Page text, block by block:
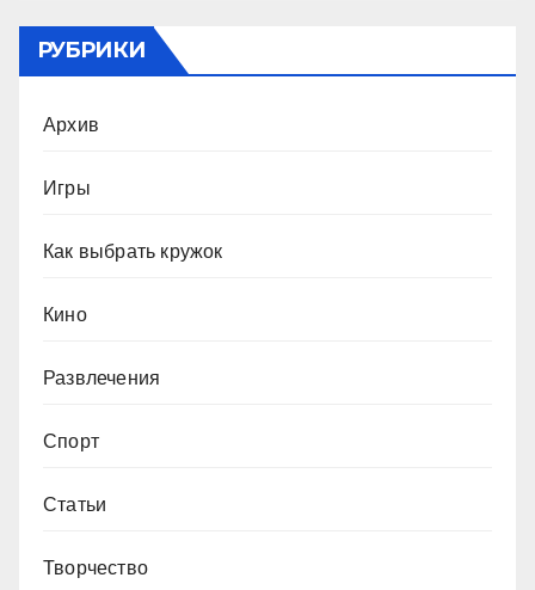
РУБРИКИ
Архив
Игры
Как выбрать кружок
Кино
Развлечения
Спорт
Статьи
Творчество